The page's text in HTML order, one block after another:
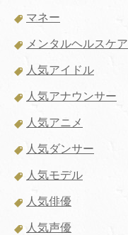
マネー
メンタルヘルスケア
人気アイドル
人気アナウンサー
人気アニメ
人気ダンサー
人気モデル
人気俳優
人気声優